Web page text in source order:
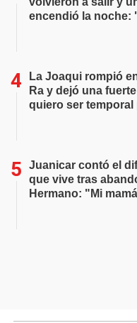
encendió la noche:
La Joaqui rompió
Ra y dejó una
quiero ser temporal
Juanicar contó el
que vive tras
Hermano: "Mi